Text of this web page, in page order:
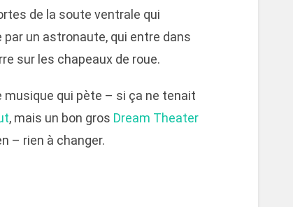
de la soute ventrale qui
un astronaute, qui entre dans
sur les chapeaux de roue.
musique qui pète – si ça ne tenait
, mais un bon gros Dream Theater
– rien à changer.